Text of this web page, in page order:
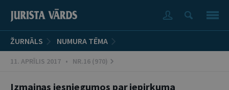
ŽURNĀLS NUMURA TĒMA
11. APRĪLIS 2017 • NR.16 (970)
Izmaiņas iesniegumos par iepirkuma